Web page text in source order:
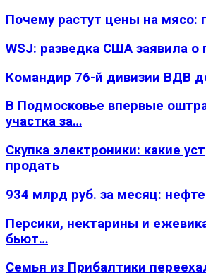
Почему растут цены на мясо:
WSJ: разведка США заявила о
Командир 76-й дивизии ВДВ
В Подмосковье впервые
участка за…
Скупка электроники: какие
продать
934 млрд руб. за месяц:
Персики, нектарины и
бьют…
Семья из Прибалтики